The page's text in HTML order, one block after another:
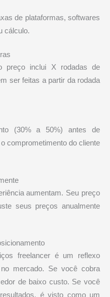
de plataformas, softwares
cálculo.
preço inclui X rodadas de
ser feitas a partir da rodada
(30% a 50%) antes de
comprometimento do cliente
aumentam. Seu preço
seus preços anualmente
freelancer é um reflexo
mercado. Se você cobra
de baixo custo. Se você
é visto como um